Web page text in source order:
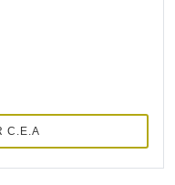
C.E.A